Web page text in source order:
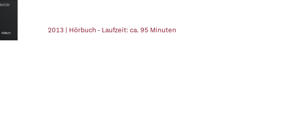
2013 | Hörbuch - Laufzeit: ca. 95 Minuten